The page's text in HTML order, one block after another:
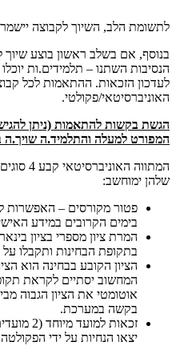
לתשומת הלב, השיוך לקבוצה
הנסיבות השתנו – תלמידים.ות
לעדכון הזכאות. ההתאמות לכל
האוניברסיטאי/פקולטי.
הגשת בקשות להתאמות (ניתן
המפורט למעלה והתלמיד.ה שויך.ה
המתווה
שלהן ימוחשב:
פטור מקורסים – האפשרות
בימים הקרובים במידע
המרת ציון מספרי בציון
בתקופת הבחינות ותקבלו
הציון הקובע בבחינה הוא
המחשוב יסתיים לקראת
אוטומטי את הציון הגבוה
בקשה במערכת.
יצאו הנחיות על ידי